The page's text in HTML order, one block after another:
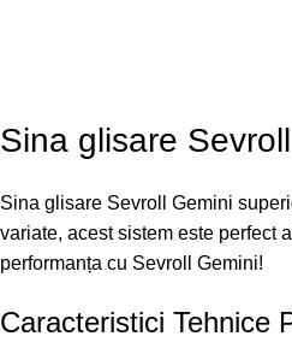
Sina glisare
Sina glisare Sevroll Gemini
variate, acest sistem este perfect
performanța cu Sevroll Gemini!
Caracteristici Tehnice